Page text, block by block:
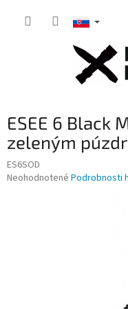
ESEE 6 Black
zeleným
ES6SOD
Priemerné
Neohodnotené Podrobnosti